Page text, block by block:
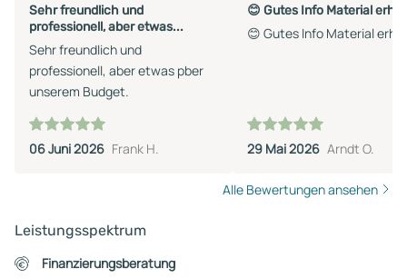
Sehr freundlich und
professionell, aber etwas...
Sehr freundlich und
professionell, aber etwas pber
unserem Budget.
06 Juni 2026 Frank H.
😊 Gutes Info Material
😊 Gutes Info Material
29 Mai 2026 Arndt O.
Alle Bewertungen ansehen
Leistungsspektrum
Finanzierungsberatung